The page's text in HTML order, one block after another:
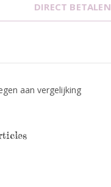
DIRECT BETALEN
aan vergelijking